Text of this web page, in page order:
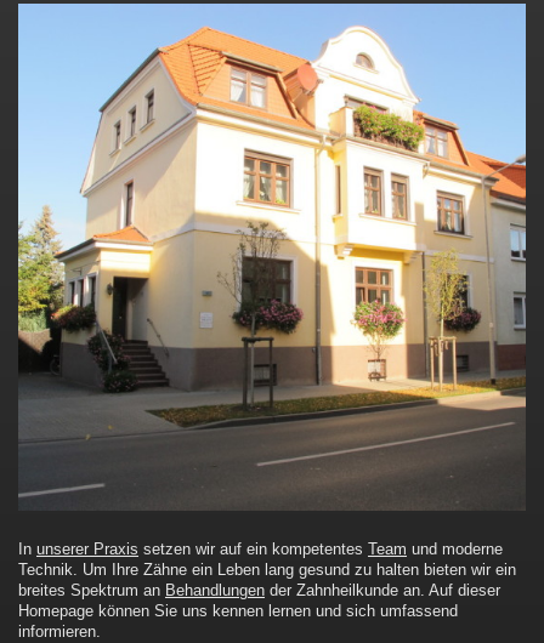
In unserer Praxis setzen wir auf ein kompetentes Team und moderne
Technik. Um Ihre Zähne ein Leben lang gesund zu halten bieten wir ein
breites Spektrum an Behandlungen der Zahnheilkunde an. Auf dieser
Homepage können Sie uns kennen lernen und sich umfassend
informieren.